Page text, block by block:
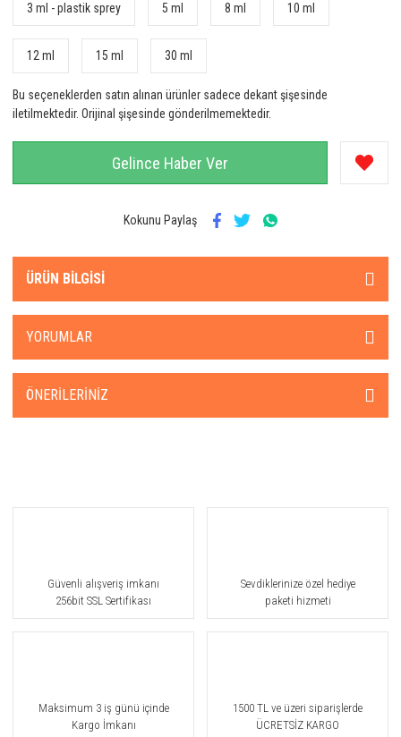
3 ml - plastik sprey
5 ml 8 ml 10 ml
12 ml 15 ml 30 ml
Bu seçeneklerden satın alınan ürünler sadece dekant şişesinde
iletilmektedir. Orijinal şişesinde gönderilmemektedir.
Gelince Haber Ver
Kokunu Paylaş
ÜRÜN BILGISI
YORUMLAR
ÖNERILERINIZ
Güvenli alışveriş imkanı
256bit SSL Sertifikası
Sevdiklerinize özel hediye
paketi hizmeti
Maksimum 3 iş günü içinde
Kargo İmkanı
1500 TL ve üzeri siparişlerde
ÜCRETSİZ KARGO